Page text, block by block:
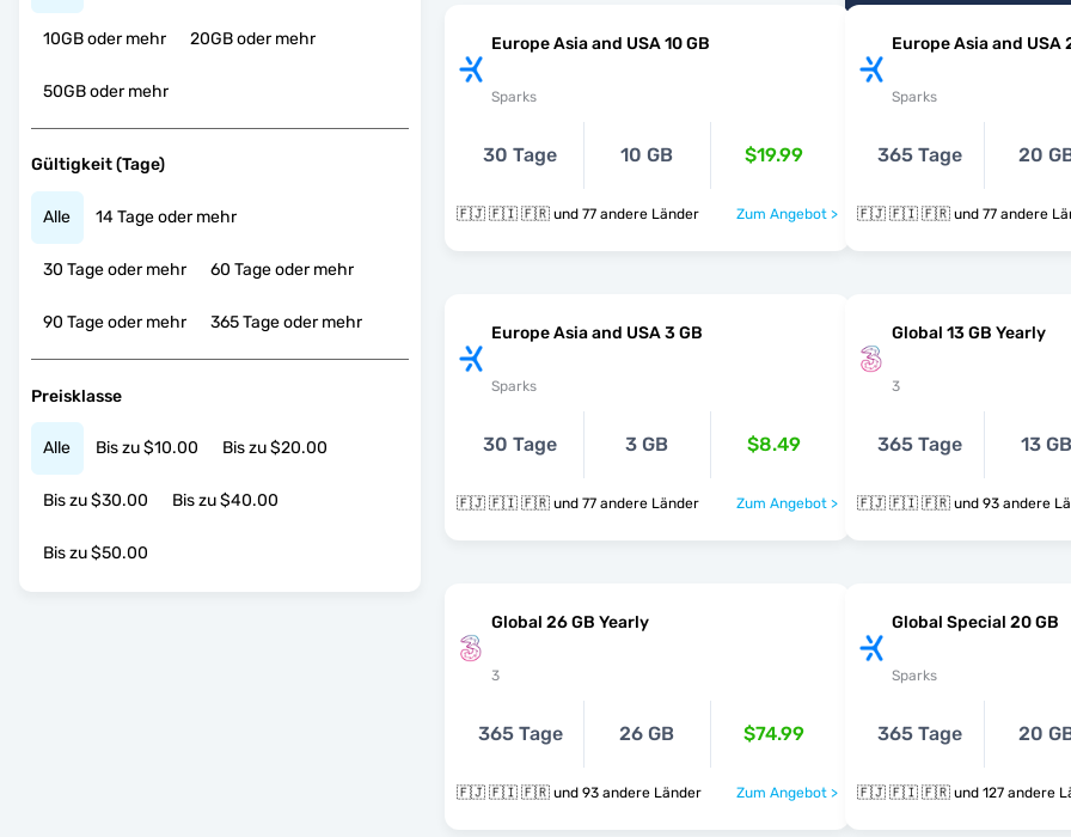
10GB oder mehr 20GB oder mehr
50GB oder mehr
Gültigkeit (Tage)
Alle 14 Tage oder mehr
30 Tage oder mehr 60 Tage oder mehr
90 Tage oder mehr 365 Tage oder mehr
Preisklasse
Alle Bis zu $10.00 Bis zu $20.00
Bis zu $30.00 Bis zu $40.00
Bis zu $50.00
Europe Asia and USA 10 GB
Sparks
30 Tage 10 GB $19.99
🇫🇯 🇫🇮 🇫🇷 und 77 andere Länder Zum Angebot >
Europe Asia and USA
Sparks
365 Tage 20
🇫🇯 🇫🇮 🇫🇷 und 77 andere
Europe Asia and USA 3 GB
Sparks
30 Tage 3 GB $8.49
🇫🇯 🇫🇮 🇫🇷 und 77 andere Länder Zum Angebot >
Global 13 GB Yearly
3
365 Tage 13 GB
🇫🇯 🇫🇮 🇫🇷 und 93 andere
Global 26 GB Yearly
3
365 Tage 26 GB $74.99
🇫🇯 🇫🇮 🇫🇷 und 93 andere Länder Zum Angebot >
Global Special 20 GB
Sparks
365 Tage 20
🇫🇯 🇫🇮 🇫🇷 und 127